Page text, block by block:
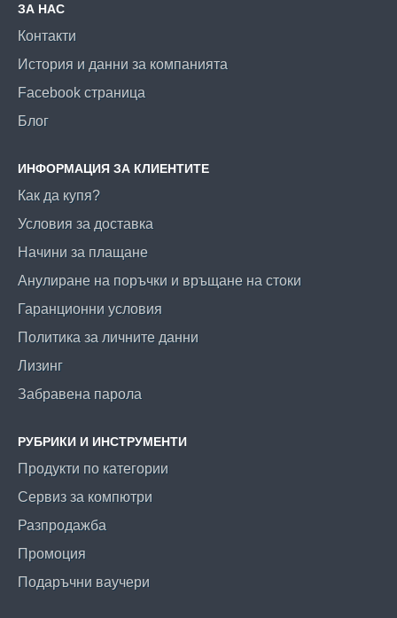
ЗА НАС
Контакти
История и данни за компанията
Facebook страница
Блог
ИНФОРМАЦИЯ ЗА КЛИЕНТИТЕ
Как да купя?
Условия за доставка
Начини за плащане
Анулиране на поръчки и връщане на стоки
Гаранционни условия
Политика за личните данни
Лизинг
Забравена парола
РУБРИКИ И ИНСТРУМЕНТИ
Продукти по категории
Сервиз за компютри
Разпродажба
Промоция
Подаръчни ваучери